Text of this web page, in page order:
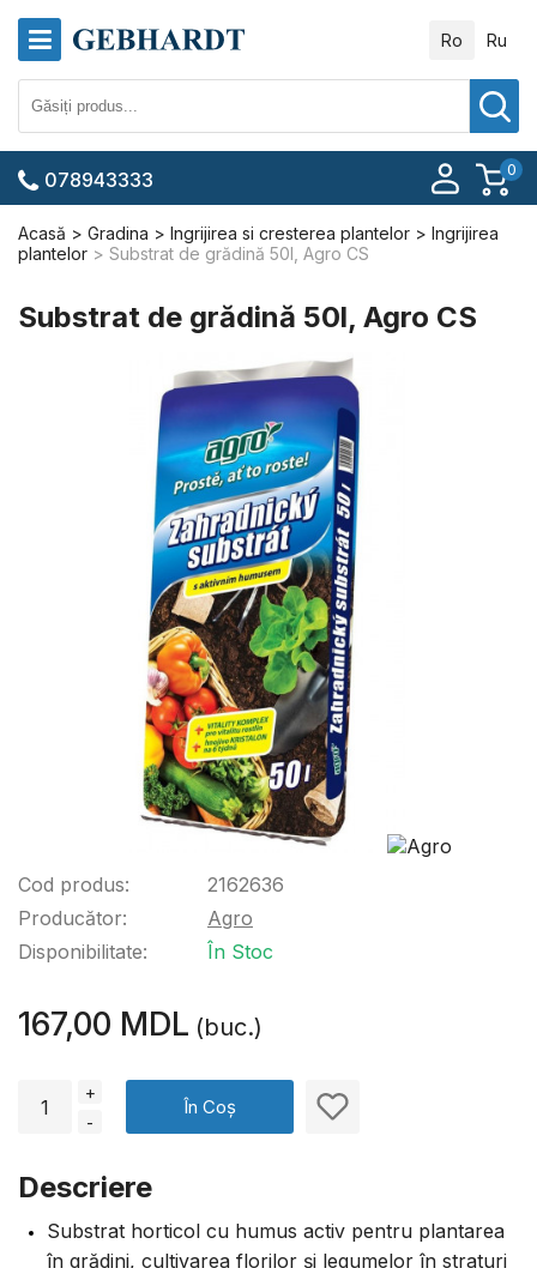
Ro Ru
0
078943333
Acasă Gradina Ingrijirea si cresterea plantelor
Ingrijirea
plantelor
Substrat de grădină 50l, Agro CS
Substrat de grădină 50l, Agro CS
Cod produs:
Producător:
Disponibilitate:
2162636
Agro
În Stoc
167,00 MDL (buc.)
+
-
În Coș
Descriere
Substrat horticol cu humus activ pentru plantarea
în grădini, cultivarea florilor și legumelor în straturi